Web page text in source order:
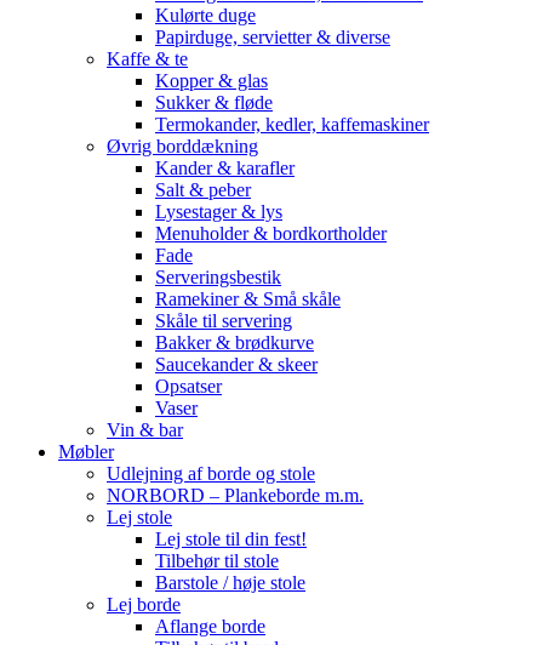
Kulørte duge
Papirduge, servietter & diverse
Kaffe & te
Kopper & glas
Sukker & fløde
Termokander, kedler, kaffemaskiner
Øvrig borddækning
Kander & karafler
Salt & peber
Lysestager & lys
Menuholder & bordkortholder
Fade
Serveringsbestik
Ramekiner & Små skåle
Skåle til servering
Bakker & brødkurve
Saucekander & skeer
Opsatser
Vaser
Vin & bar
Møbler
Udlejning af borde og stole
NORBORD – Plankeborde m.m.
Lej stole
Lej stole til din fest!
Tilbehør til stole
Barstole / høje stole
Lej borde
Aflange borde